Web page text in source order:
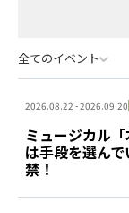
全てのイベント
2026.08.22 - 2026.09.20
ミュージカル
は手段を選ん
禁！